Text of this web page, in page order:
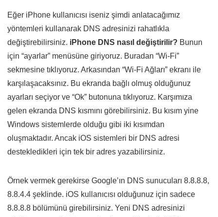
Eğer iPhone kullanıcısı iseniz şimdi anlatacağımız
yöntemleri kullanarak DNS adresinizi rahatlıkla
değiştirebilirsiniz. iPhone DNS nasıl değiştirilir? Bunun
için “ayarlar” menüsüne giriyoruz. Buradan “Wi-Fi”
sekmesine tıklıyoruz. Arkasından “Wi-Fi Ağları” ekranı ile
karşılaşacaksınız. Bu ekranda bağlı olmuş olduğunuz
ayarları seçiyor ve “Ok” butonuna tıklıyoruz. Karşımıza
gelen ekranda DNS kısmını görebilirsiniz. Bu kısım yine
Windows sistemlerde olduğu gibi iki kısımdan
oluşmaktadır. Ancak iOS sistemleri bir DNS adresi
destekledikleri için tek bir adres yazabilirsiniz.
Örnek vermek gerekirse Google’ın DNS sunucuları 8.8.8.8,
8.8.4.4 şeklinde. iOS kullanıcısı olduğunuz için sadece
8.8.8.8 bölümünü girebilirsiniz. Yeni DNS adresinizi